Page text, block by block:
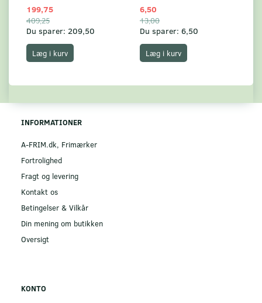
199,75
409,25
Du sparer: 209,50
Læg i kurv
6,50
13,00
Du sparer: 6,50
Læg i kurv
INFORMATIONER
A-FRIM.dk, Frimærker
Fortrolighed
Fragt og levering
Kontakt os
Betingelser & Vilkår
Din mening om butikken
Oversigt
KONTO